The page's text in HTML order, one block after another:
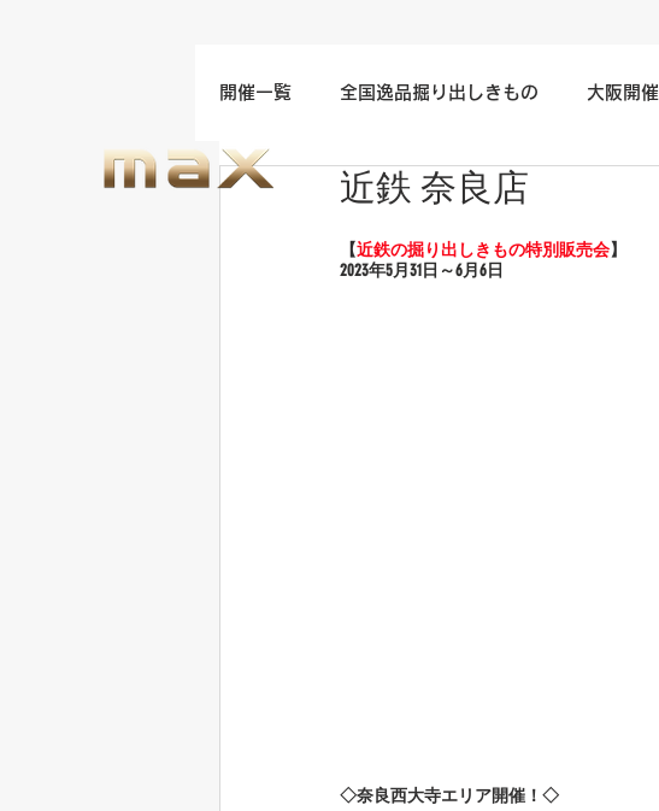
開催一覧 全国逸品掘り出しきもの 大阪開催
名古屋/四日市/中部地方開催
近鉄 奈良店
【近鉄の掘り出しきもの特別販売会】
2023年5月31日～6月6日
◇奈良西大寺エリア開催！◇